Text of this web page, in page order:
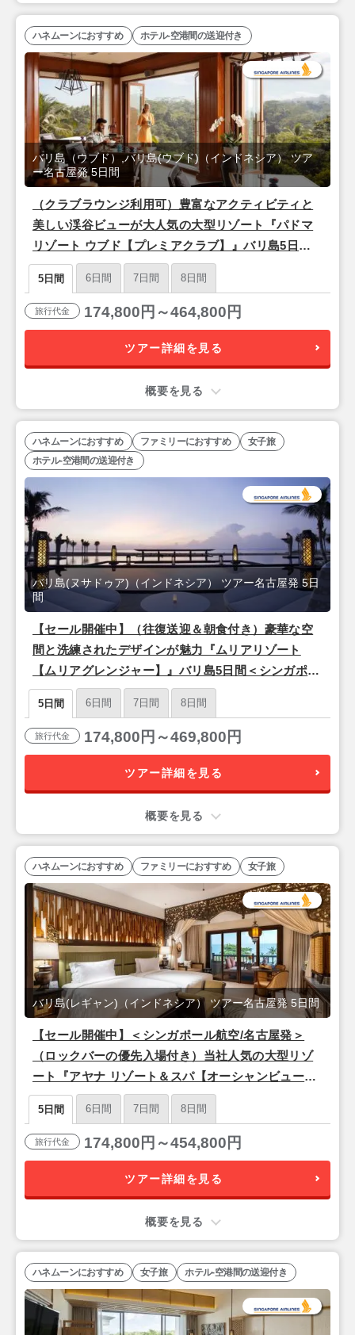
（クラブラウンジ利用可）豊富なアクティビティと
美しい渓谷ビューが大人気の大型リゾート『パドマ
リゾート ウブド【プレミアクラブ】』バリ島5日間
＜シンガポール航空/名古屋発＞
バリ島（ウブド）,バリ島(ウブド)（インドネシア） ツア
ー名古屋発 5日間
ハネムーンにおすすめ ホテル-空港間の送迎付き
5日間 6日間 7日間 8日間
旅行代金 174,800円～464,800円
ツアー詳細を見る
概要を見る
【セール開催中】（往復送迎＆朝食付き）豪華な空
間と洗練されたデザインが魅力『ムリアリゾート
【ムリアグレンジャー】』バリ島5日間＜シンガポー
ル航空/名古屋発＞
バリ島(ヌサドゥア)（インドネシア） ツアー名古屋発 5日
間
ハネムーンにおすすめ ファミリーにおすすめ
女子旅
ホテル-空港間の送迎付き
5日間 6日間 7日間 8日間
旅行代金 174,800円～469,800円
ツアー詳細を見る
概要を見る
【セール開催中】＜シンガポール航空/名古屋発＞
（ロックバーの優先入場付き）当社人気の大型リゾ
ート『アヤナ リゾート＆スパ【オーシャンビュール
ーム】』バリ島5日間
バリ島(レギャン)（インドネシア） ツアー名古屋発 5日間
ハネムーンにおすすめ ファミリーにおすすめ 女子旅
5日間 6日間 7日間 8日間
旅行代金 174,800円～454,800円
ツアー詳細を見る
概要を見る
ハネムーンにおすすめ 女子旅 ホテル-空港間の送迎付き